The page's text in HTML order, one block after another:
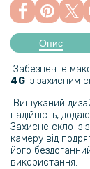
Гідрогелева
задню панель,
Гідрогелева
задню панель,
Опис
Забезпечте
4G із захисним
Вишуканий
надійність,
Захисне скло із
камеру від
його
використання.